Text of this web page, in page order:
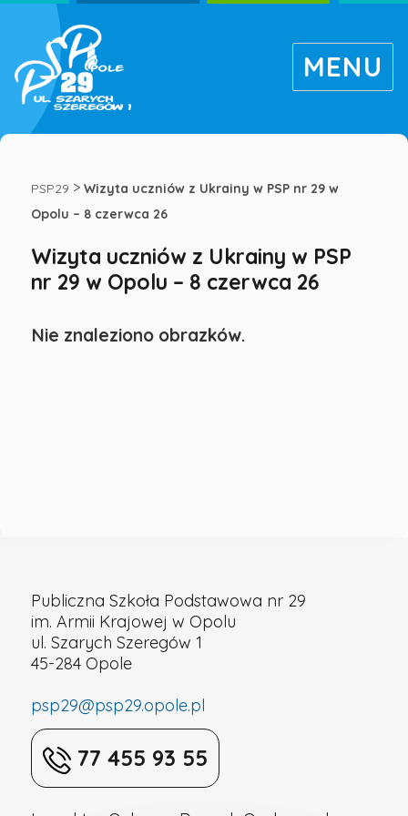
Wizyta
uczniów
Ukrainy
w
Opolu
czerwca
26
MENU
PSP29 >Wizyta uczniów z Ukrainy w PSP nr 29 w
Opolu – 8 czerwca 26
Wizyta uczniów z Ukrainy w PSP
nr 29 w Opolu – 8 czerwca 26
Nie znaleziono obrazków.
Publiczna Szkoła Podstawowa nr 29
im. Armii Krajowej w Opolu
ul. Szarych Szeregów 1
45-284 Opole
psp29@psp29.opole.pl
77 455 93 55